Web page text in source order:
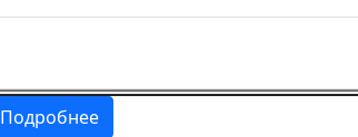
Подробнее